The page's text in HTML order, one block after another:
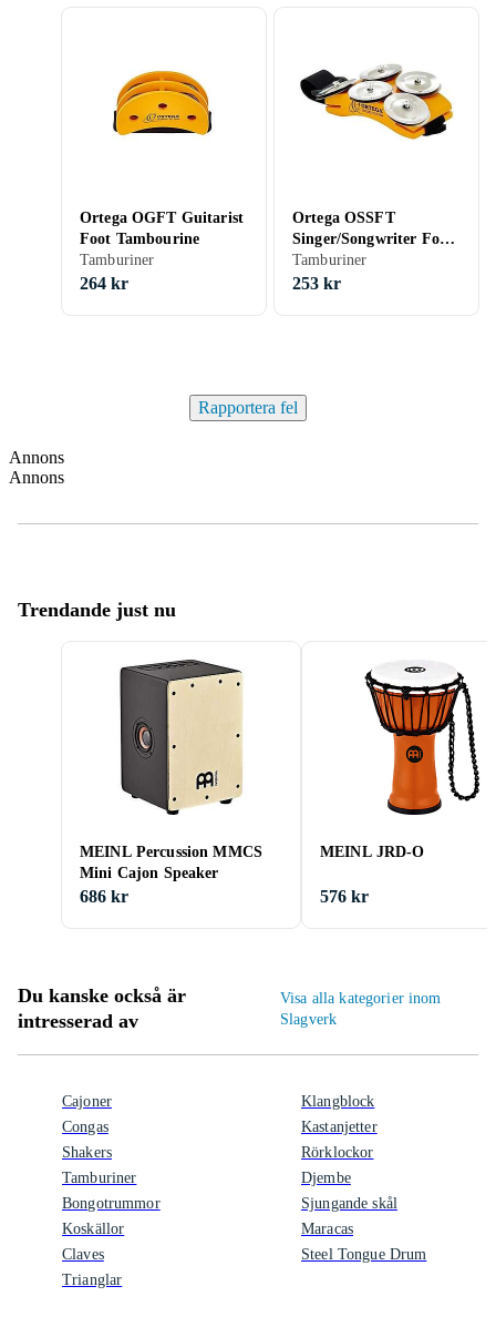
Ortega OGFT Guitarist
Foot Tambourine
Tamburiner
264 kr
Ortega OSSFT
Singer/Songwriter Foot
Tambourine
Tamburiner
253 kr
Rapportera fel
Annons
Annons
Trendande just nu
MEINL Percussion MMCS
Mini Cajon Speaker
686 kr
MEINL JRD-O
576 kr
Du kanske också är
intresserad av
Visa alla kategorier inom
Slagverk
Cajoner
Congas
Shakers
Tamburiner
Bongotrummor
Koskällor
Claves
Trianglar
Klangblock
Kastanjetter
Rörklockor
Djembe
Sjungande skål
Maracas
Steel Tongue Drum